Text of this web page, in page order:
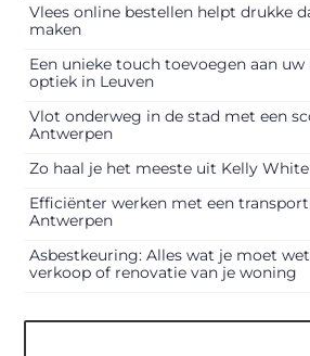
Vlees online bestellen helpt drukke
maken
Een unieke touch toevoegen aan uw
optiek in Leuven
Vlot onderweg in de stad met een
Antwerpen
Zo haal je het meeste uit Kelly
Efficiënter werken met een
Antwerpen
Asbestkeuring: Alles wat je moet
verkoop of renovatie van je woning